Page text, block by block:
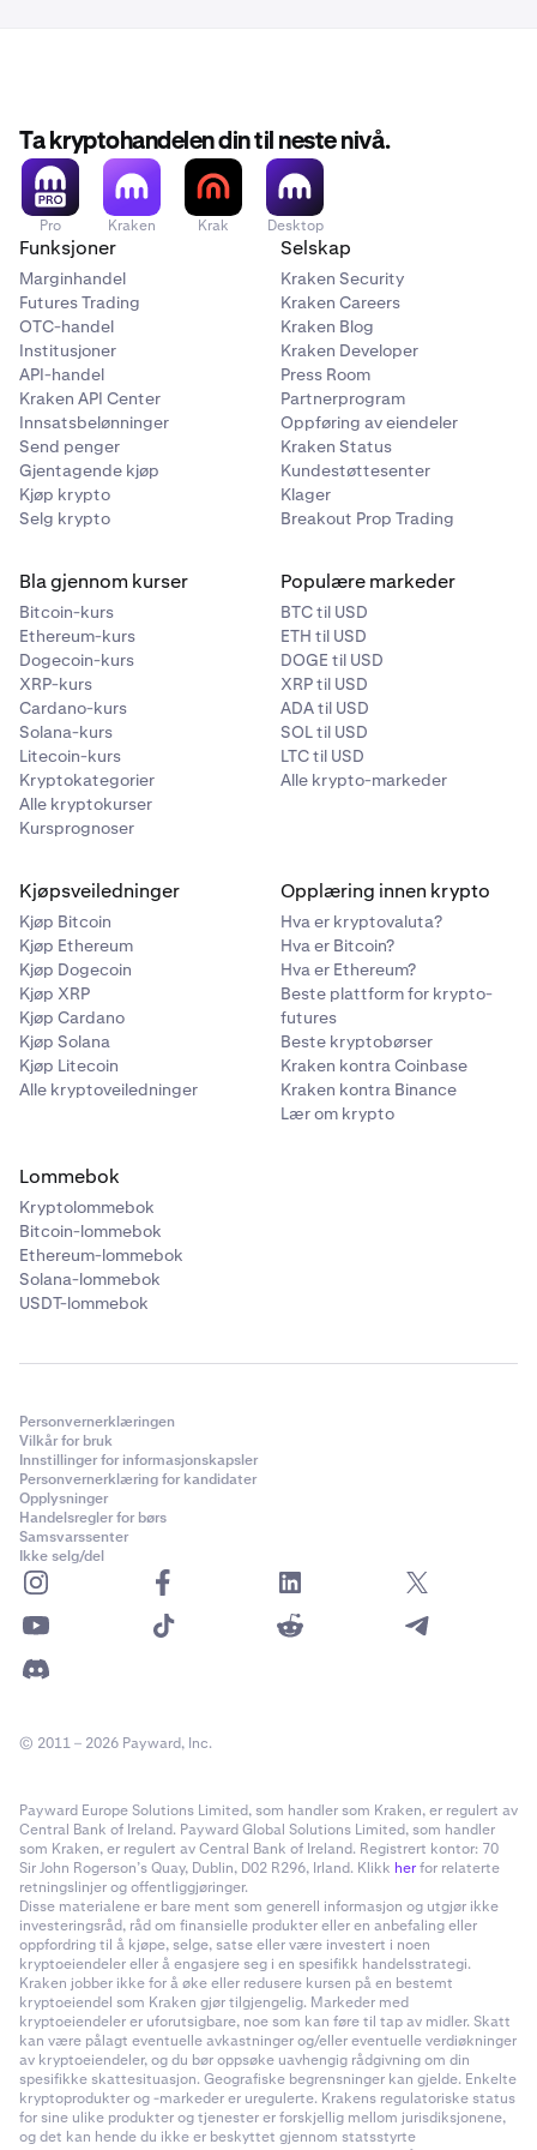
Ta kryptohandelen din til neste nivå.
Pro Kraken Krak Desktop
Funksjoner
Marginhandel
Futures Trading
OTC-handel
Institusjoner
API-handel
Kraken API Center
Innsatsbelønninger
Send penger
Gjentagende kjøp
Kjøp krypto
Selg krypto
Selskap
Kraken Security
Kraken Careers
Kraken Blog
Kraken Developer
Press Room
Partnerprogram
Oppføring av eiendeler
Kraken Status
Kundestøttesenter
Klager
Breakout Prop Trading
Bla gjennom kurser
Bitcoin-kurs
Ethereum-kurs
Dogecoin-kurs
XRP-kurs
Cardano-kurs
Solana-kurs
Litecoin-kurs
Kryptokategorier
Alle kryptokurser
Kursprognoser
Populære markeder
BTC til USD
ETH til USD
DOGE til USD
XRP til USD
ADA til USD
SOL til USD
LTC til USD
Alle krypto-markeder
Kjøpsveiledninger
Kjøp Bitcoin
Kjøp Ethereum
Kjøp Dogecoin
Kjøp XRP
Kjøp Cardano
Kjøp Solana
Kjøp Litecoin
Alle kryptoveiledninger
Opplæring innen krypto
Hva er kryptovaluta?
Hva er Bitcoin?
Hva er Ethereum?
Beste plattform for krypto-
futures
Beste kryptobørser
Kraken kontra Coinbase
Kraken kontra Binance
Lær om krypto
Lommebok
Kryptolommebok
Bitcoin-lommebok
Ethereum-lommebok
Solana-lommebok
USDT-lommebok
Personvernerklæringen
Vilkår for bruk
Innstillinger for informasjonskapsler
Personvernerklæring for kandidater
Opplysninger
Handelsregler for børs
Samsvarssenter
Ikke selg/del
© 2011 – 2026 Payward, Inc.
Payward Europe Solutions Limited, som handler som Kraken, er regulert av
Central Bank of Ireland. Payward Global Solutions Limited, som handler
som Kraken, er regulert av Central Bank of Ireland. Registrert kontor: 70
Sir John Rogerson’s Quay, Dublin, D02 R296, Irland. Klikk herfor relaterte
retningslinjer og offentliggjøringer.
Disse materialene er bare ment som generell informasjon og utgjør ikke
investeringsråd, råd om finansielle produkter eller en anbefaling eller
oppfordring til å kjøpe, selge, satse eller være investert i noen
kryptoeiendeler eller å engasjere seg i en spesifikk handelsstrategi.
Kraken jobber ikke for å øke eller redusere kursen på en bestemt
kryptoeiendel som Kraken gjør tilgjengelig. Markeder med
kryptoeiendeler er uforutsigbare, noe som kan føre til tap av midler. Skatt
kan være pålagt eventuelle avkastninger og/eller eventuelle verdiøkninger
av kryptoeiendeler, og du bør oppsøke uavhengig rådgivning om din
spesifikke skattesituasjon. Geografiske begrensninger kan gjelde. Enkelte
kryptoprodukter og -markeder er uregulerte. Krakens regulatoriske status
for sine ulike produkter og tjenester er forskjellig mellom jurisdiksjonene,
og det kan hende du ikke er beskyttet gjennom statsstyrte